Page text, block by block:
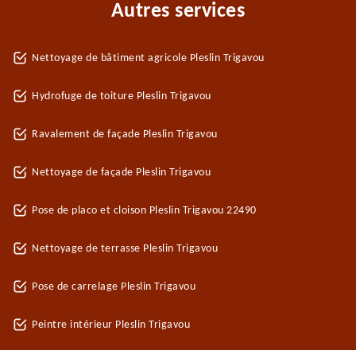
Autres services
Nettoyage de bâtiment agricole Pleslin Trigavou
Hydrofuge de toiture Pleslin Trigavou
Ravalement de façade Pleslin Trigavou
Nettoyage de façade Pleslin Trigavou
Pose de placo et cloison Pleslin Trigavou 22490
Nettoyage de terrasse Pleslin Trigavou
Pose de carrelage Pleslin Trigavou
Peintre intérieur Pleslin Trigavou